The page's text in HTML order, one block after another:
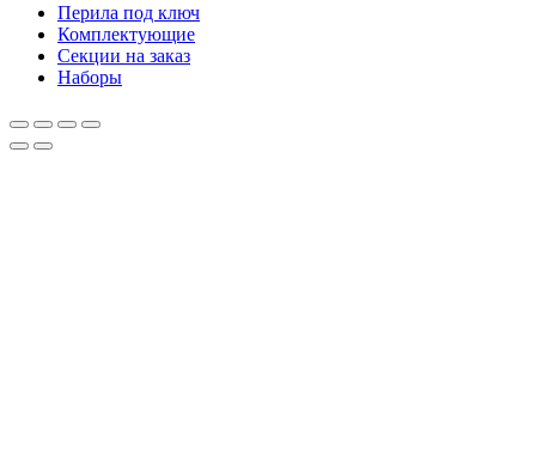
Перила под ключ
Комплектующие
Секции на заказ
Наборы